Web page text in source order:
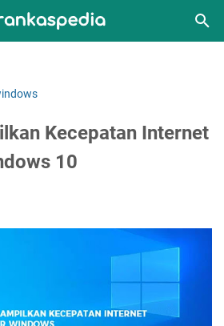
Kecepatan Internet
10